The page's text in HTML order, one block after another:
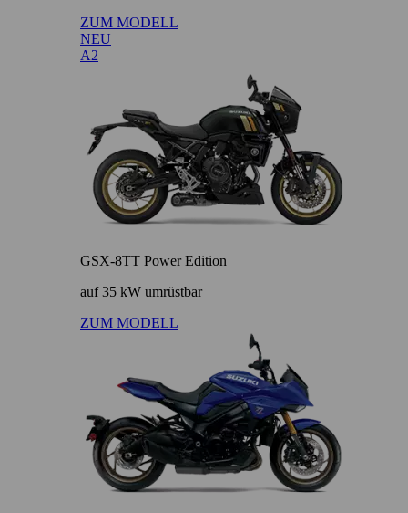
ZUM MODELL
NEU
A2
GSX-8TT Power Edition
auf 35 kW umrüstbar
ZUM MODELL